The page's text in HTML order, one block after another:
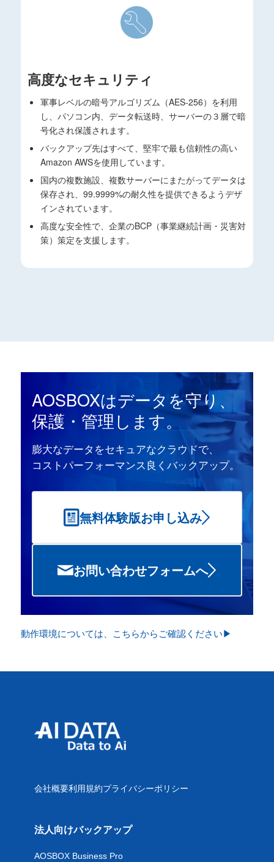
高度なセキュリティ
軍事レベルの暗号アルゴリズム（AES-256）を利用
し、パソコン内、データ転送時、サーバーの３層で暗
号化され保護されます。
バックアップ先はすべて、堅牢で最も信頼性の高い
Amazon AWSを使用しています。
国内の複数施設、複数サーバーにまたがってデータは
保存され、99.9999%の耐久性を提供できるようデザ
インされています。
高度な安全性で、企業のBCP（事業継続計画・災害対
策）策定を支援します。
AOSBOXはデータを守り、
保護・管理します。
膨大なデータをセキュアなクラウドで、
コストパーフォーマンス良くバックアップ。
無料体験版お申し込み
お問い合わせフォームへ
動作環境については、こちらからご確認ください▶
会社概要利用規約プライバシーポリシー
法人向けバックアップ
AOSBOX Business Pro